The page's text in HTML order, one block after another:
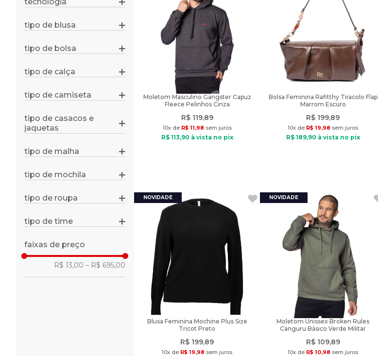
zíper
proteção uv35+
nb dry
quick dry, easy care, sensil
drycell
uv 50+
tipo de blusa
camiseta
ampla
manga longa
malhas
casual
tipo de bolsa
baú
clutch
saco
sacola
transversal
tipo de calça
treino
tipo de camiseta
treino
regata
camiseta
tipo de casacos e
jaquetas
tipo de malha
suéter
tipo de mochila
passeio
tipo de roupa
tipo de time
faixas de preço
R$ 13,00 – R$ 695,00
Moletom Masculino Gangster Capuz
Fleece Pelinhos Cinza
R$ 119,89
10x de R$ 11,98 sem juros
R$ 113,90 à vista no pix
Bolsa Feminina Rafitthy Tiracolo Flap
Marrom Escuro
R$ 199,89
10x de R$ 19,98 sem juros
R$ 189,90 à vista no pix
Blusa Feminina Mochine Plus Size
Tricot Preto
R$ 199,89
10x de R$ 19,98 sem juros
Moletom Unissex Broken Rules
Canguru Básico Verde Militar
R$ 109,89
10x de R$ 10,98 sem juros